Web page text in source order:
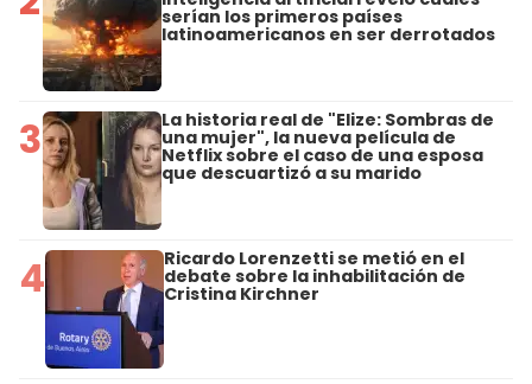
serían los primeros países
latinoamericanos en ser derrotados
3 La historia real de "Elize: Sombras de
una mujer", la nueva película de
Netflix sobre el caso de una esposa
que descuartizó a su marido
4 Ricardo Lorenzetti se metió en el
debate sobre la inhabilitación de
Cristina Kirchner